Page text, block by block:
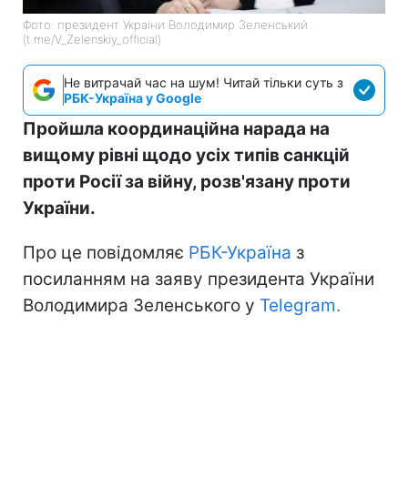
Фото: президент України Володимир Зеленський
(t.me/V_Zelenskiy_official)
Не витрачай час на шум! Читай тільки суть з
РБК-Україна у Google
Пройшла координаційна нарада на
вищому рівні щодо усіх типів санкцій
проти Росії за війну, розв'язану проти
України.
Про це повідомляє РБК-Україна з
посиланням на заяву президента України
Володимира Зеленського у Telegram.